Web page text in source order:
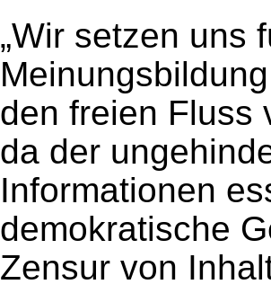
„Wir setzen uns
den freien Fluss
da der
Informationen
demokratische
Zensur von